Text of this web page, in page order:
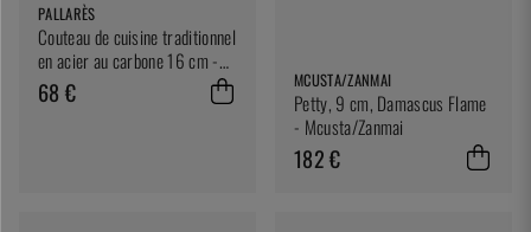
PALLARÈS
Couteau de cuisine traditionnel
en acier au carbone 16 cm -
Pallarés
68 € MCUSTA/ZANMAI
Petty, 9 cm, Damascus Flame
- Mcusta/Zanmai
182 €